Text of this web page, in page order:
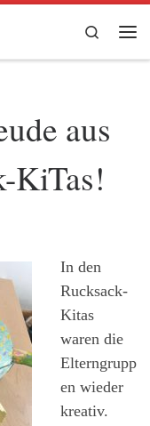
Search
aus
KiTas!
In den
Rucksack-
Kitas
waren die
Elterngrupp
en wieder
kreativ.